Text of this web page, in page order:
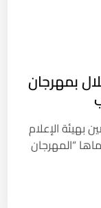
بمهرجان
الإعلام
“المهرجان